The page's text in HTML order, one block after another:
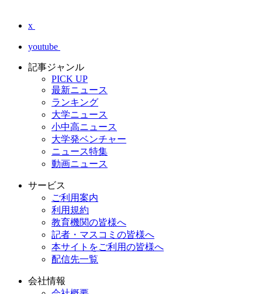
x
youtube
記事ジャンル
PICK UP
最新ニュース
ランキング
大学ニュース
小中高ニュース
大学発ベンチャー
ニュース特集
動画ニュース
サービス
ご利用案内
利用規約
教育機関の皆様へ
記者・マスコミの皆様へ
本サイトをご利用の皆様へ
配信先一覧
会社情報